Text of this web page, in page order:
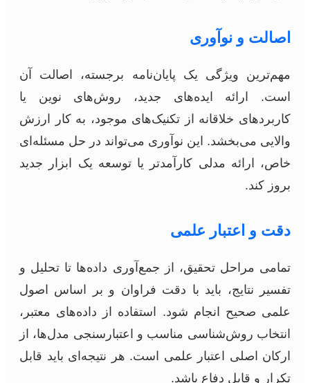
اصالت و نوآوری
مهم‌ترین ویژگی یک پایان‌نامه برجسته، اصالت آن
است. ارائه ایده‌های جدید، روش‌های نوین یا
کاربردهای خلاقانه از تکنیک‌های موجود، به کار ارزش
والایی می‌بخشد. این نوآوری می‌تواند در حل مسئله‌ای
خاص، ارائه مدلی کارآمدتر یا توسعه یک ابزار جدید
بروز کند.
دقت و اعتبار علمی
تمامی مراحل تحقیق، از جمع‌آوری داده‌ها تا تحلیل و
تفسیر نتایج، باید با دقت فراوان و بر اساس اصول
علمی صحیح انجام شود. استفاده از داده‌های معتبر،
انتخاب روش‌شناسی مناسب و اعتبارسنجی مدل‌ها، از
ارکان اصلی اعتبار علمی است. هر نتیجه‌ای باید قابل
تکرار و قابل دفاع باشد.